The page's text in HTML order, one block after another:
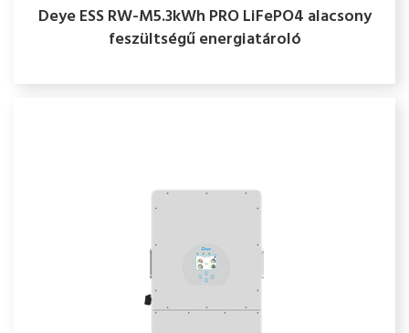
Deye ESS RW-M5.3kWh PRO LiFePO4 alacsony
feszültségű energiatároló